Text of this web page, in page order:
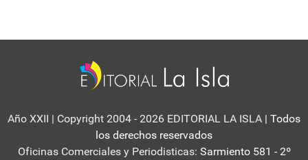
Año XXII | Copyright 2004 - 2026 EDITORIAL LA ISLA | Todos
los derechos reservados
Oficinas Comerciales y Periodisticas: Sarmiento 581 - 2º